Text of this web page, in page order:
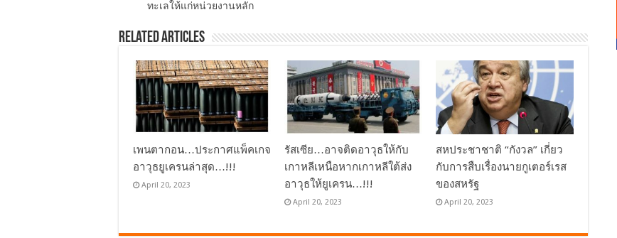
ทะเลให้แก่หน่วยงานหลัก
Related Articles
เพนตากอน…ประกาศแพ็คเกจ
อาวุธยูเครนล่าสุด…!!!
April 20, 2023
รัสเซีย…อาจติดอาวุธให้กับ
เกาหลีเหนือหากเกาหลีใต้ส่ง
อาวุธให้ยูเครน…!!!
April 20, 2023
สหประชาชาติ “กังวล” เกี่ยว
กับการสืบเรื่องนายกูเตอร์เรส
ของสหรัฐ
April 20, 2023